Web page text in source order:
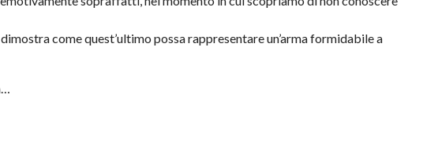
come quest’ultimo possa rappresentare un’arma formidabile a